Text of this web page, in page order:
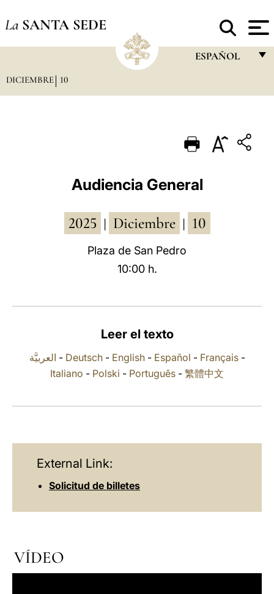
La SANTA SEDE
ESPAÑOL
PORTUGUÊS
ESPAÑOL
POLSKI
DICIEMBRE 10
Audiencia General
2025 Diciembre 10
Plaza de San Pedro
10:00 h.
Leer el texto
العربيَّة - Deutsch- English- Español - Français-
Italiano - Polski - Português - 繁體中文
External Link:
Solicitud de billetes
VÍDEO